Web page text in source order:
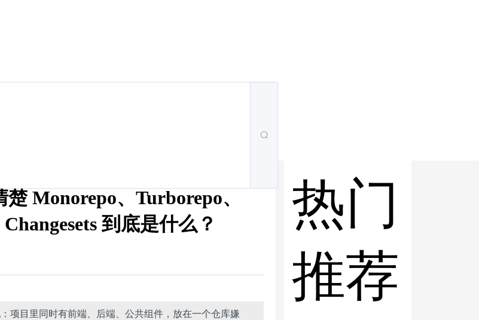
Monorepo、Turborepo、
到底是什么？
项目里同时有前端、后端、公共组件，放在一个仓库嫌
热门
推荐